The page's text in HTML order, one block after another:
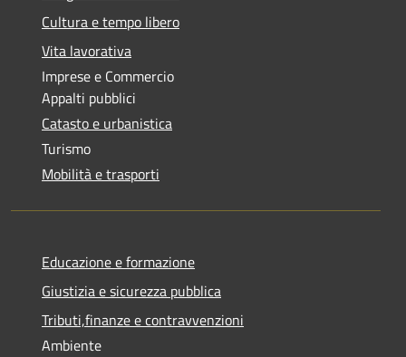
Cultura e tempo libero
Vita lavorativa
Imprese e Commercio
Appalti pubblici
Catasto e urbanistica
Turismo
Mobilità e trasporti
Educazione e formazione
Giustizia e sicurezza pubblica
Tributi,finanze e contravvenzioni
Ambiente